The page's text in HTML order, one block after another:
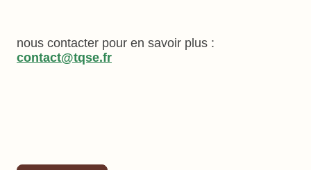
nous contacter pour en savoir plus :
contact@tqse.fr